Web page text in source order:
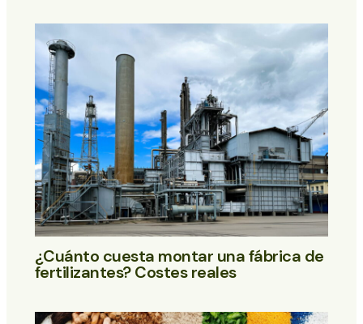
¿Cuánto cuesta montar una fábrica de
fertilizantes? Costes reales